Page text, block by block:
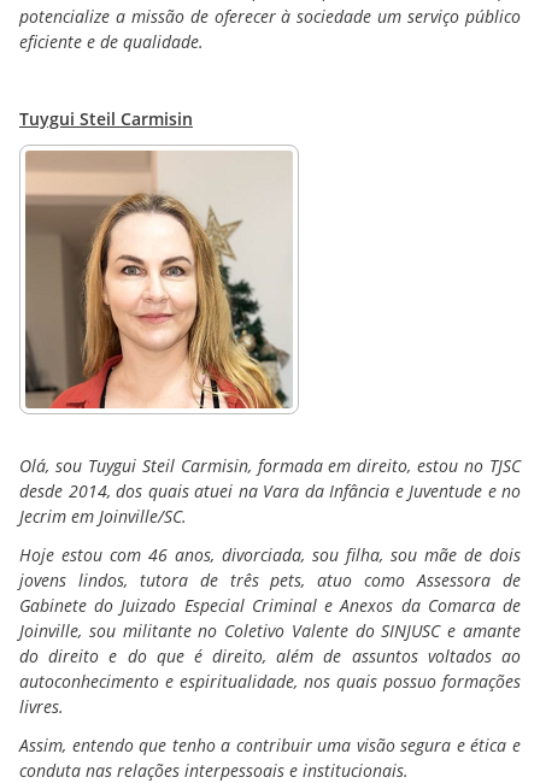
potencialize a missão de oferecer à sociedade um serviço público
eficiente e de qualidade.
Tuygui Steil Carmisin
Olá, sou Tuygui Steil Carmisin, formada em direito, estou no TJSC
desde 2014, dos quais atuei na Vara da Infância e Juventude e no
Jecrim em Joinville/SC.
Hoje estou com 46 anos, divorciada, sou filha, sou mãe de dois
jovens lindos, tutora de três pets, atuo como Assessora de
Gabinete do Juizado Especial Criminal e Anexos da Comarca de
Joinville, sou militante no Coletivo Valente do SINJUSC e amante
do direito e do que é direito, além de assuntos voltados ao
autoconhecimento e espiritualidade, nos quais possuo formações
livres.
Assim, entendo que tenho a contribuir uma visão segura e ética e
conduta nas relações interpessoais e institucionais.